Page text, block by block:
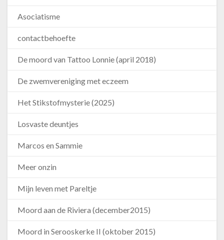
Asociatisme
contactbehoefte
De moord van Tattoo Lonnie (april 2018)
De zwemvereniging met eczeem
Het Stikstofmysterie (2025)
Losvaste deuntjes
Marcos en Sammie
Meer onzin
Mijn leven met Pareltje
Moord aan de Riviera (december2015)
Moord in Serooskerke II (oktober 2015)